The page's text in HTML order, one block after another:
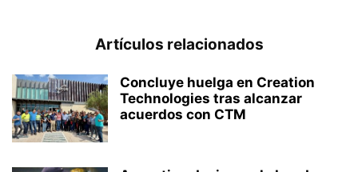
Artículos relacionados
Concluye huelga en Creation
Technologies tras alcanzar
acuerdos con CTM